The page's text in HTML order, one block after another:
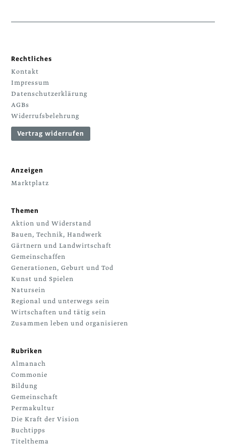
Rechtliches
Kontakt
Impressum
Datenschutzerklärung
AGBs
Widerrufsbelehrung
Vertrag widerrufen
Anzeigen
Marktplatz
Themen
Aktion und Widerstand
Bauen, Technik, Handwerk
Gärtnern und Landwirtschaft
Gemeinschaffen
Generationen, Geburt und Tod
Kunst und Spielen
Natursein
Regional und unterwegs sein
Wirtschaften und tätig sein
Zusammen leben und organisieren
Rubriken
Almanach
Commonie
Bildung
Gemeinschaft
Permakultur
Die Kraft der Vision
Buchtipps
Titelthema